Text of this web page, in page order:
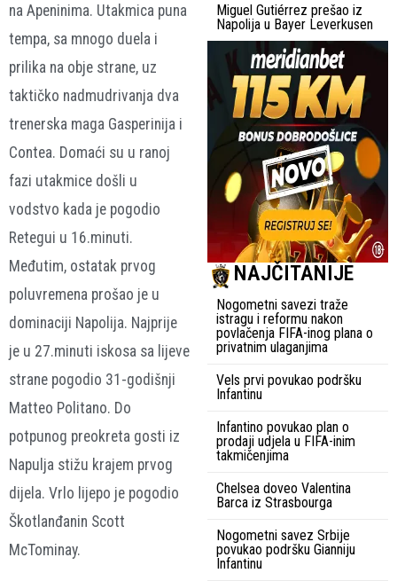
na Apeninima. Utakmica puna
tempa, sa mnogo duela i
prilika na obje strane, uz
taktičko nadmudrivanja dva
trenerska maga Gasperinija i
Contea. Domaći su u ranoj
fazi utakmice došli u
vodstvo kada je pogodio
Retegui u 16.minuti.
Međutim, ostatak prvog
poluvremena prošao je u
dominaciji Napolija. Najprije
je u 27.minuti iskosa sa lijeve
strane pogodio 31-godišnji
Matteo Politano. Do
potpunog preokreta gosti iz
Napulja stižu krajem prvog
dijela. Vrlo lijepo je pogodio
Škotlanđanin Scott
McTominay.
Miguel Gutiérrez prešao iz
Napolija u Bayer Leverkusen
NAJČITANIJE
Nogometni savezi traže
istragu i reformu nakon
povlačenja FIFA-inog plana o
privatnim ulaganjima
Vels prvi povukao podršku
Infantinu
Infantino povukao plan o
prodaji udjela u FIFA-inim
takmičenjima
Chelsea doveo Valentina
Barca iz Strasbourga
Nogometni savez Srbije
povukao podršku Gianniju
Infantinu